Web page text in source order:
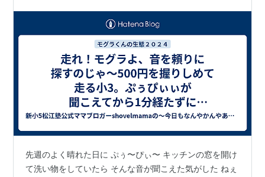
先週のよく晴れた日に ぷぅ〜ぴぃ〜 キッチンの窓を開け
て洗い物をしていたら そんな音が聞こえた気がした ねぇ